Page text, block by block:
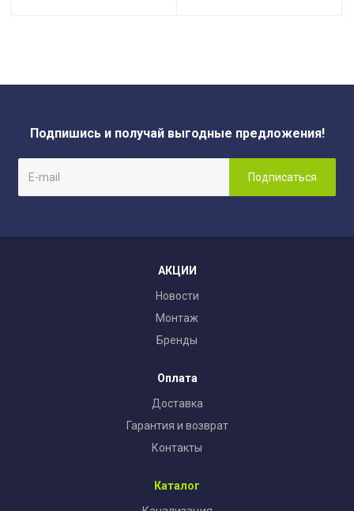
Подпишись и получай выгодные предложения!
АКЦИИ
Новости
Монтаж
Бренды
Оплата
Доставка
Гарантия и возврат
Контакты
Каталог